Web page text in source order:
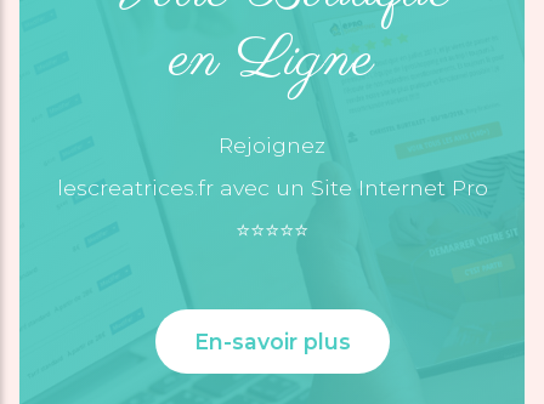
en Ligne
Rejoignez
lescreatrices.fr avec un Site Internet Pro
⭐️⭐️⭐️⭐️⭐️
En-savoir plus